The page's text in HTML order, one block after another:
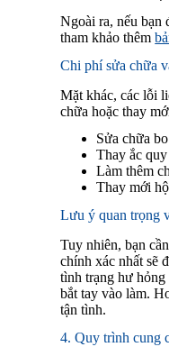
Ngoài ra, nếu bạn
tham khảo thêm
Chi phí sửa chữa
Mặt khác, các lỗi
chữa hoặc thay
Sửa chữa
Thay ắc
Làm thêm
Thay mới
Lưu ý quan trọng
Tuy nhiên, bạn
chính xác nhất sẽ
tình trạng hư
bắt tay vào làm.
tận tình.
4. Quy trình cung